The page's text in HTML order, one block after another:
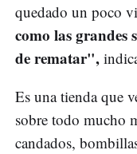
quedado un poco
como las grandes
de rematar",
Es una tienda que
sobre todo mucho
candados,